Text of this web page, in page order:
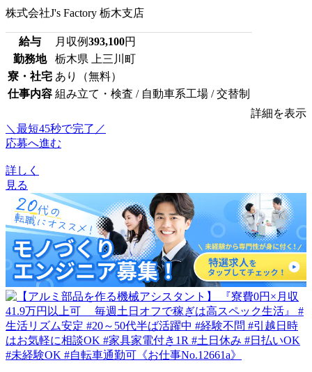
株式会社J's Factory 栃木支店
給与 月収例393,100円
勤務地
栃木県 上三川町
寮・社宅 あり（無料）
仕事内容 組み立て・検査 / 自動車系工場 / 交替制
詳細を表示
＼最短45秒で完了／
応募へ進む
詳しく
見る